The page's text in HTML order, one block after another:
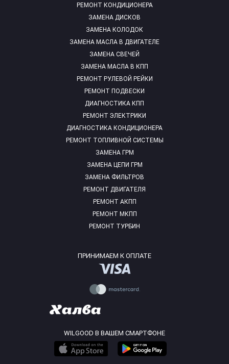
РЕМОНТ КОНДИЦИОНЕРА
ЗАМЕНА ДИСКОВ
ЗАМЕНА КОЛОДОК
ЗАМЕНА МАСЛА В ДВИГАТЕЛЕ
ЗАМЕНА СВЕЧЕЙ
ЗАМЕНА МАСЛА В КПП
РЕМОНТ РУЛЕВОЙ РЕЙКИ
РЕМОНТ ПОДВЕСКИ
ДИАГНОСТИКА КПП
РЕМОНТ ЭЛЕКТРИКИ
ДИАГНОСТИКА КОНДИЦИОНЕРА
РЕМОНТ ТОПЛИВНОЙ СИСТЕМЫ
ЗАМЕНА ГРМ
ЗАМЕНА ЦЕПИ ГРМ
ЗАМЕНА ФИЛЬТРОВ
РЕМОНТ ДВИГАТЕЛЯ
РЕМОНТ АКПП
РЕМОНТ МКПП
РЕМОНТ ТУРБИН
ПРИНИМАЕМ К ОПЛАТЕ
WILGOOD В ВАШЕМ СМАРТФОНЕ